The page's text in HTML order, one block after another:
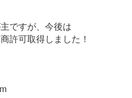
ですが、今後は
許可取得しました！